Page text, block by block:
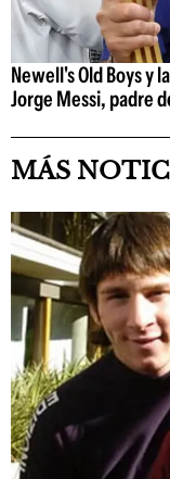
Newell's Old Boys y
Jorge Messi, padre
MÁS